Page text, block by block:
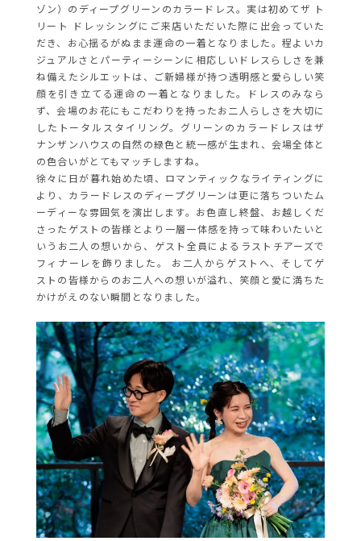
ゾン）のディープグリーンのカラードレス。実は初めてザ ト
リート ドレッシングにご来店いただいた際に出会っていた
だき、お心揺るがぬまま運命の一着となりました。程よいカ
ジュアルさとパーティーシーンに相応しいドレスらしさを兼
ね備えたシルエットは、ご新婦様が持つ透明感と愛らしい笑
顔を引き立てる運命の一着となりました。ドレスのみなら
ず、会場のお花にもこだわりを持ったお二人らしさを大切に
したトータルスタイリング。グリーンのカラードレスはザ
ナンザンハウスの自然の緑色と統一感が生まれ、会場全体と
の色合いがとてもマッチしますね。
徐々に日が暮れ始めた頃、ロマンティックなライティングに
より、カラードレスのディープグリーンは更に落ちついたム
ーディーな雰囲気を演出します。お色直し終盤、お越しくだ
さったゲストの皆様とより一層一体感を持って味わいたいと
いうお二人の想いから、ゲスト全員によるラストチアーズで
フィナーレを飾りました。 お二人からゲストへ、そしてゲ
ストの皆様からのお二人への想いが溢れ、笑顔と愛に満ちた
かけがえのない瞬間となりました。